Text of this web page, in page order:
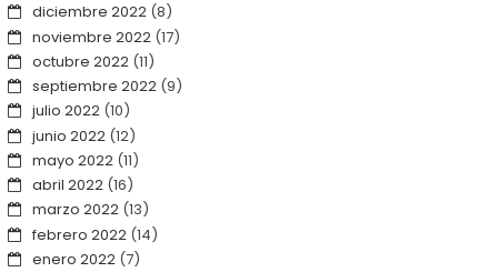
diciembre 2022(8)
noviembre 2022(17)
octubre 2022(11)
septiembre 2022(9)
julio 2022(10)
junio 2022(12)
mayo 2022(11)
abril 2022(16)
marzo 2022(13)
febrero 2022(14)
enero 2022(7)